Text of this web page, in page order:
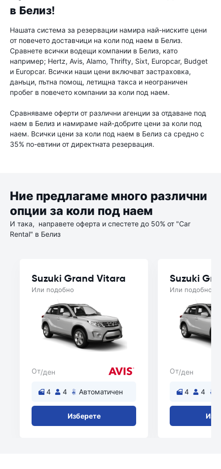
в Белиз!
Нашата система за резервации намира най-ниските цени
от повечето доставчици на коли под наем в Белиз.
Сравнете всички водещи компании в Белиз, като
например; Hertz, Avis, Alamo, Thrifty, Sixt, Europcar, Budget
и Europcar. Всички наши цени включват застраховка,
данъци, пътна помощ, летищна такса и неограничен
пробег в повечето компании за коли под наем.
Сравняваме оферти от различни агенции за отдаване под
наем в Белиз и намираме най-добрите цени за коли под
наем. Всички цени за коли под наем в Белиз са средно с
35% по-евтини от директната резервация.
Ние предлагаме много различни
опции за коли под наем
И така, направете оферта и спестете до 50% от "Car
Rental" в Белиз
Suzuki Grand Vitara
Или подобно
От/ден
4 4 Автоматичен
Изберете
Suzuki
Или подобно
От/ден
4 4